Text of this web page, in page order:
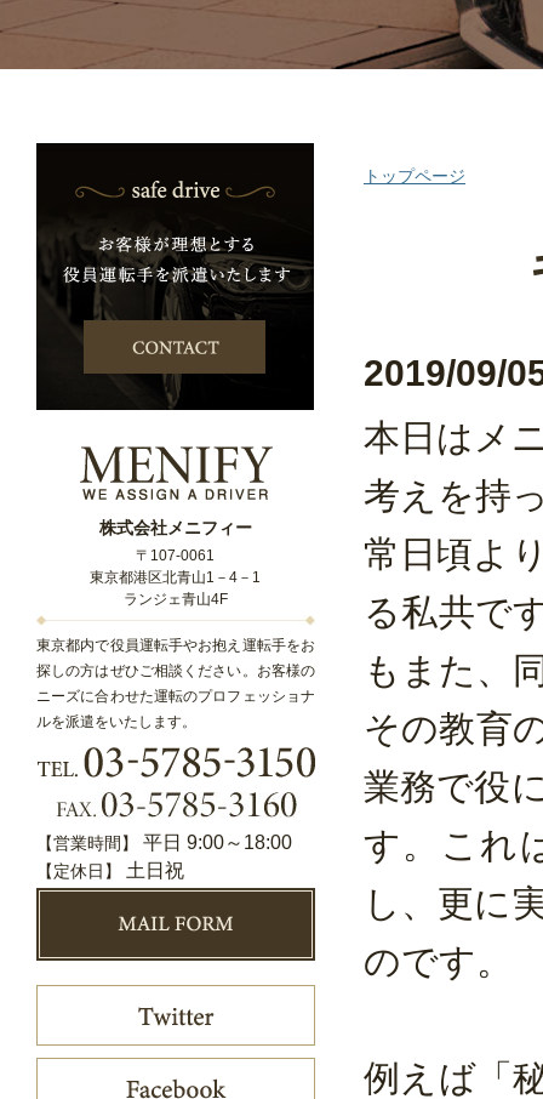
トップページ
2019/09/
本日はメ
考えを持
常日頃よ
る私共で
もまた、
その教育
業務で役
す。これ
し、更に
のです。
例えば「
株式会社メニフィー
〒107-0061
東京都港区北青山1－4－1
ランジェ青山4F
東京都内で役員運転手やお抱え運転手をお
探しの方はぜひご相談ください。お客様の
ニーズに合わせた運転のプロフェッショナ
ルを派遣をいたします。
【営業時間】 平日 9:00～18:00
【定休日】 土日祝